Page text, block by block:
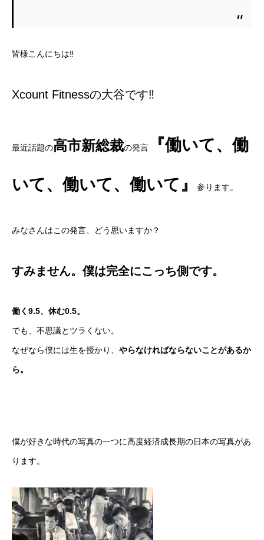
皆様こんにちは‼︎
Xcount Fitnessの大谷です‼︎
最近話題の高市新総裁の発言 『働いて、働
いて、働いて、働いて』 参ります。
みなさんはこの発言、どう思いますか？
すみません。僕は完全にこっち側です。
働く9.5、休む0.5。
でも、不思議とツラくない。
なぜなら僕には生を授かり、 やらなければならないことがあるか
ら。
僕が好きな時代の写真の一つに高度経済成長期の日本の写真があ
ります。